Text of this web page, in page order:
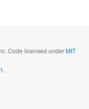
Code licensed underMIT
.